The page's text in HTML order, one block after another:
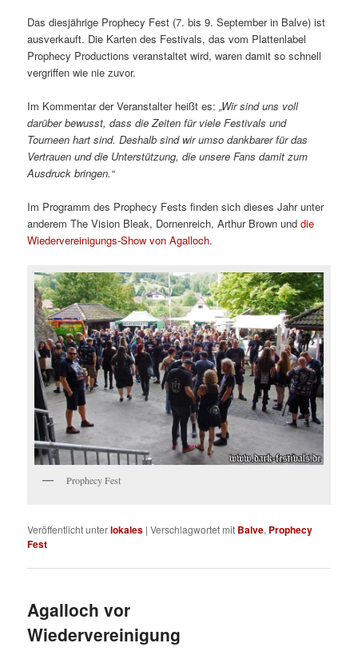
Das diesjährige Prophecy Fest (7. bis 9. September in Balve) ist
ausverkauft. Die Karten des Festivals, das vom Plattenlabel
Prophecy Productions veranstaltet wird, waren damit so schnell
vergriffen wie nie zuvor.
Im Kommentar der Veranstalter heißt es:„Wir sind uns voll
darüber bewusst, dass die Zeiten für viele Festivals und
Tourneen hart sind. Deshalb sind wir umso dankbarer für das
Vertrauen und die Unterstützung, die unsere Fans damit zum
Ausdruck bringen.“
Im Programm des Prophecy Fests finden sich dieses Jahr unter
anderem The Vision Bleak, Dornenreich, Arthur Brown unddie
Wiedervereinigungs-Show von Agalloch.
Prophecy Fest
Veröffentlicht unterlokales |Verschlagwortet mit Balve, Prophecy
Fest
Agalloch vor
Wiedervereinigung